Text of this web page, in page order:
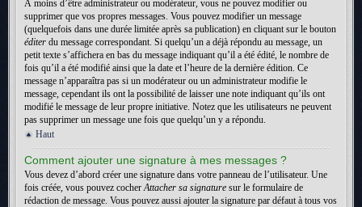
À moins d’être administrateur ou modérateur, vous ne pouvez modifier ou
supprimer que vos propres messages. Vous pouvez modifier un message
(quelquefois dans une durée limitée après sa publication) en cliquant sur le bouton
éditer du message correspondant. Si quelqu’un a déjà répondu au message, un
petit texte s’affichera en bas du message indiquant qu’il a été édité, le nombre de
fois qu’il a été modifié ainsi que la date et l’heure de la dernière édition. Ce
message n’apparaîtra pas si un modérateur ou un administrateur modifie le
message, cependant ils ont la possibilité de laisser une note indiquant qu’ils ont
modifié le message de leur propre initiative. Notez que les utilisateurs ne peuvent
pas supprimer un message une fois que quelqu’un y a répondu.
Haut
Comment ajouter une signature à mes messages ?
Vous devez d’abord créer une signature dans votre panneau de l’utilisateur. Une
fois créée, vous pouvez cocherAttacher sa signature sur le formulaire de
rédaction de message. Vous pouvez aussi ajouter la signature par défaut à tous vos